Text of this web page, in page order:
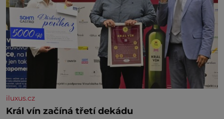
iluxus.cz
Král vín začíná třetí dekádu